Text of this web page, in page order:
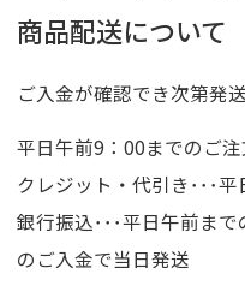
商品配送について
ご入金が確認でき次第発
平日午前9：00までのご
クレジット・代引き･･･
銀行振込･･･平日午前ま
のご入金で当日発送